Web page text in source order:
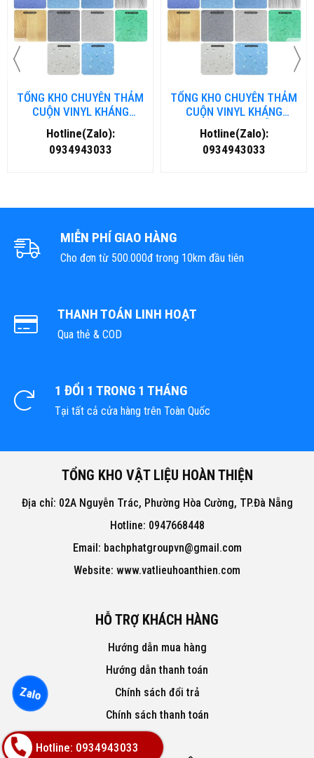
TỔNG KHO CHUYÊN THẢM
CUỘN VINYL KHÁNG
KHUẨN TẠI NHA TRANG
Hotline(Zalo):
0934943033
TỔNG KHO CHUYÊN THẢM
CUỘN VINYL KHÁNG
KHUẨN TẠI ĐÀ NẴNG
Hotline(Zalo):
0934943033
MIỄN PHÍ GIAO HÀNG
Cho đơn từ 500.000đ trong 10km đầu tiên
THANH TOÁN LINH HOẠT
Qua thẻ & COD
1 ĐỔI 1 TRONG 1 THÁNG
Tại tất cả cửa hàng trên Toàn Quốc
TỔNG KHO VẬT LIỆU HOÀN THIỆN
Địa chỉ: 02A Nguyễn Trác, Phường Hòa Cường, TP.Đà Nẵng
Hotline: 0947668448
Email: bachphatgroupvn@gmail.com
Website: www.vatlieuhoanthien.com
HỖ TRỢ KHÁCH HÀNG
Hướng dẫn mua hàng
Hướng dẫn thanh toán
Chính sách đổi trả
Chính sách thanh toán
Hotline: 0934943033
Zalo